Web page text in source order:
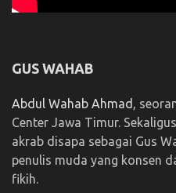
GUS WAHAB
Abdul Wahab Ahmad
,
Center Jawa Timur.
akrab disapa sebagai Gus
penulis muda yang konsen
fikih.